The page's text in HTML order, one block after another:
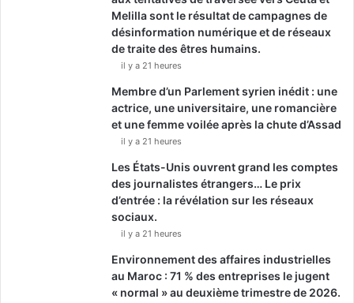
Melilla sont le résultat de campagnes de
désinformation numérique et de réseaux
de traite des êtres humains.
il y a 21 heures
Membre d’un Parlement syrien inédit : une
actrice, une universitaire, une romancière
et une femme voilée après la chute d’Assad
il y a 21 heures
Les États-Unis ouvrent grand les comptes
des journalistes étrangers… Le prix
d’entrée : la révélation sur les réseaux
sociaux.
il y a 21 heures
Environnement des affaires industrielles
au Maroc : 71 % des entreprises le jugent
« normal » au deuxième trimestre de 2026.